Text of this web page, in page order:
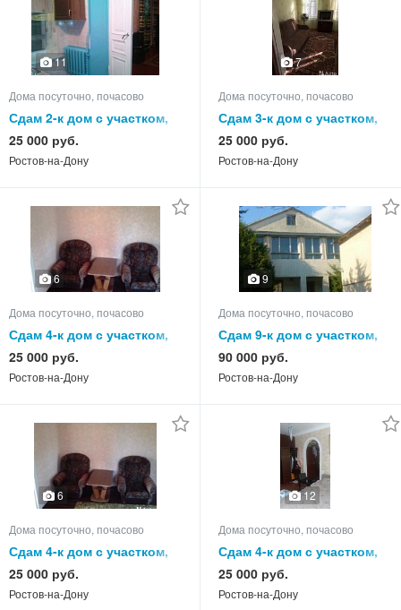
11
Дома посуточно, почасово
Сдам 2-к дом с участком,
55.0 кв.м, этажей 1
25 000 руб.
Ростов-на-Дону
7
Дома посуточно, почасово
Сдам 3-к дом с участком,
50.0 кв.м, этажей 1
25 000 руб.
Ростов-на-Дону
6
Дома посуточно, почасово
Сдам 4-к дом с участком,
75.0 кв.м, этажей 1
25 000 руб.
Ростов-на-Дону
9
Дома посуточно, почасово
Сдам 9-к дом с участком,
220.0 кв.м, этажей 2
90 000 руб.
Ростов-на-Дону
6
Дома посуточно, почасово
Сдам 4-к дом с участком,
75.0 кв.м, этажей 1
25 000 руб.
Ростов-на-Дону
12
Дома посуточно, почасово
Сдам 4-к дом с участком,
55.0 кв.м, этажей 1
25 000 руб.
Ростов-на-Дону